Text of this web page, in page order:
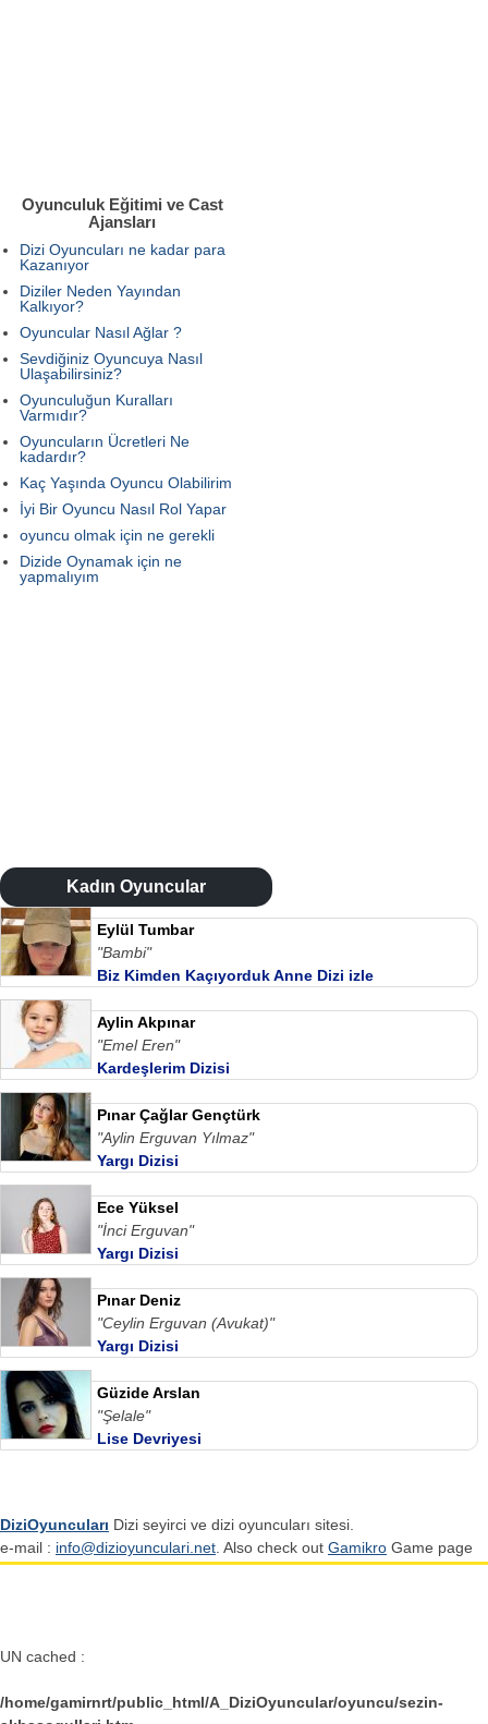
Oyunculuk Eğitimi ve Cast
Ajansları
Dizi Oyuncuları ne kadar para
Kazanıyor
Diziler Neden Yayından
Kalkıyor?
Oyuncular Nasıl Ağlar ?
Sevdiğiniz Oyuncuya Nasıl
Ulaşabilirsiniz?
Oyunculuğun Kuralları
Varmıdır?
Oyuncuların Ücretleri Ne
kadardır?
Kaç Yaşında Oyuncu Olabilirim
İyi Bir Oyuncu Nasıl Rol Yapar
oyuncu olmak için ne gerekli
Dizide Oynamak için ne
yapmalıyım
Kadın Oyuncular
Eylül Tumbar
"Bambi"
Biz Kimden Kaçıyorduk Anne Dizi izle
Aylin Akpınar
"Emel Eren"
Kardeşlerim Dizisi
Pınar Çağlar Gençtürk
"Aylin Erguvan Yılmaz"
Yargı Dizisi
Ece Yüksel
"İnci Erguvan"
Yargı Dizisi
Pınar Deniz
"Ceylin Erguvan (Avukat)"
Yargı Dizisi
Güzide Arslan
"Şelale"
Lise Devriyesi
DiziOyuncuları Dizi seyirci ve dizi oyuncuları sitesi.
e-mail : info@dizioyunculari.net . Also check out Gamikro Game page
UN cached :
/home/gamirnrt/public_html/A_DiziOyuncular/oyuncu/sezin-